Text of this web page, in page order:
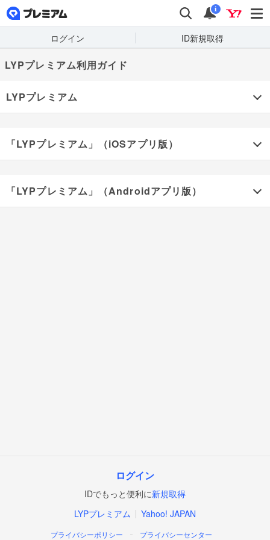
検索 通知
i
ログイン ID新規取得
LYPプレミアム利用ガイド
LYPプレミアム
「LYPプレミアム」（iOSアプリ版）
「LYPプレミアム」（Androidアプリ版）
ログイン
IDでもっと便利に新規取得
LYPプレミアム
Yahoo! JAPAN
プライバシーポリシー プライバシーセンター